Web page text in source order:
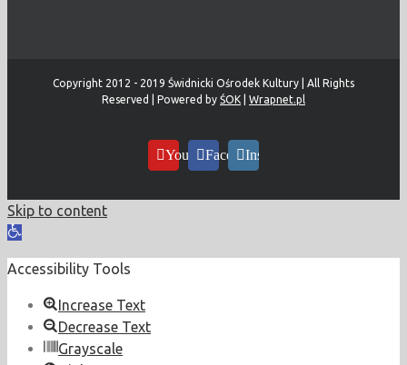
Copyright 2012 - 2019 Świdnicki Ośrodek Kultury | All Rights
Reserved | Powered by ŚOK Wrapnet.pl
YouTubeFacebookInstagram
Skip to content
Open
Accessibility Tools
Increase Text
Decrease Text
Grayscale